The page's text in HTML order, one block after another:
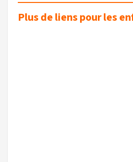
Plus de liens pour les